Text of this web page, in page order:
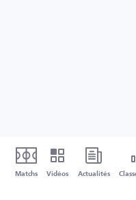
Matchs Vidéos Actualités